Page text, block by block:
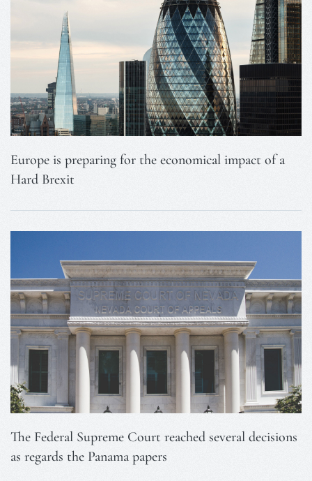
Europe is preparing for the economical impact of a
Hard Brexit
The Federal Supreme Court reached several decisions
as regards the Panama papers